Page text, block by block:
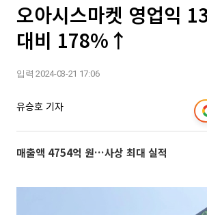
오아시스마켓 영업익
대비 178%↑
입력 2024-03-21 17:06
유승호 기자
매출액 4754억 원…사상 최대 실적